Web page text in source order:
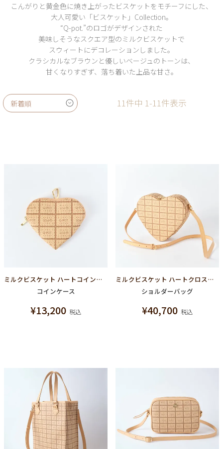
こんがりと黄金色に焼き上がったビスケットをモチーフにした、
大人可愛い「ビスケット」Collection。
“Q-pot.”のロゴがデザインされた
美味しそうなスクエア型のミルクビスケットで
スウィートにデコレーションしました。
クラシカルなブラウンと優しいベージュのトーンは、
甘くなりすぎず、落ち着いた上品な甘さ。
新着順 11件中 1-11件表示
ミルクビスケット ハートコインケース
コインケース
¥13,200 税込
ミルクビスケット ハートクロスボディーバッグ
ショルダーバッグ
¥40,700 税込